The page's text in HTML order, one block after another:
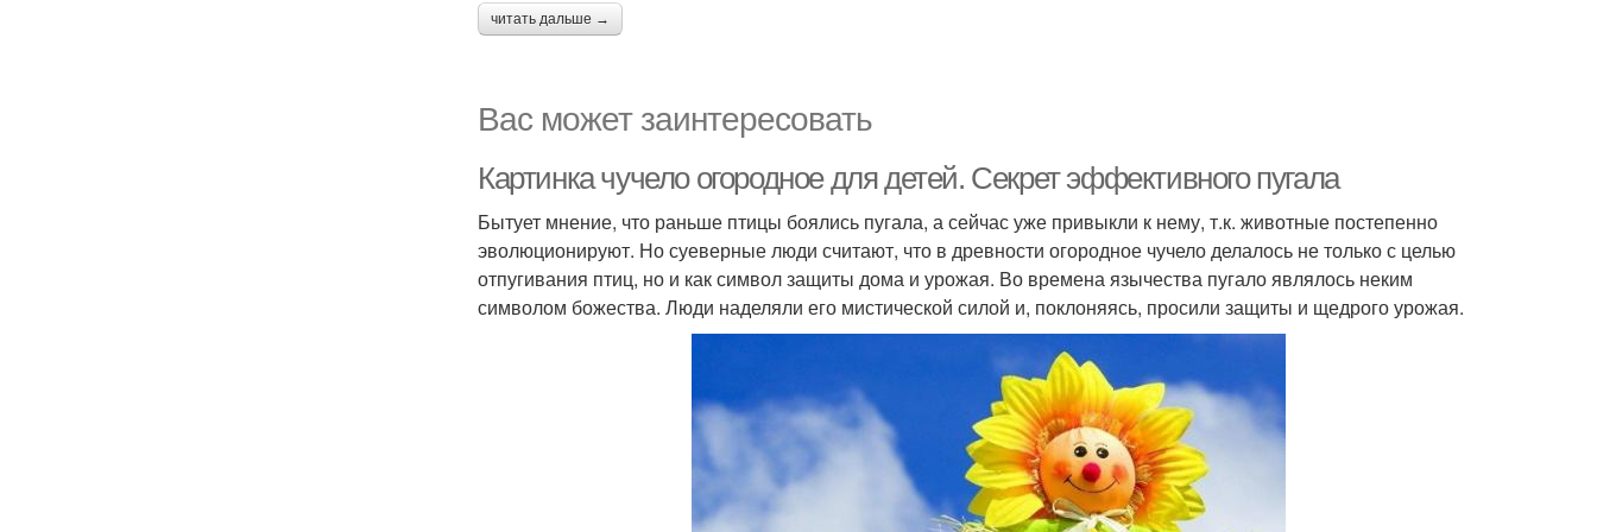
читать дальше →
Вас может заинтересовать
Картинка чучело огородное для детей. Секрет эффективного пугала
Бытует мнение, что раньше птицы боялись пугала, а сейчас уже привыкли к нему, т.к. животные постепенно
эволюционируют. Но суеверные люди считают, что в древности огородное чучело делалось не только с целью
отпугивания птиц, но и как символ защиты дома и урожая. Во времена язычества пугало являлось неким
символом божества. Люди наделяли его мистической силой и, поклоняясь, просили защиты и щедрого урожая.